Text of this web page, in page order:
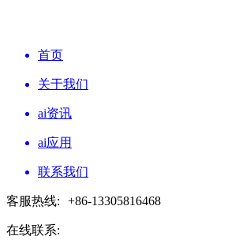
首页
关于我们
ai资讯
ai应用
联系我们
客服热线: +86-13305816468
在线联系: